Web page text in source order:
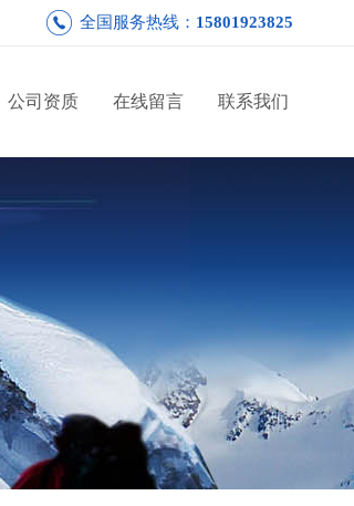
全国服务热线： 15801923825
公司资质 在线留言 联系我们